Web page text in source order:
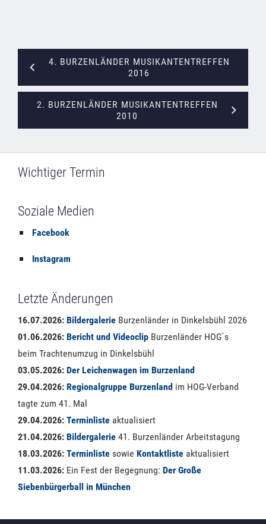
4. BURZENLÄNDER MUSIKANTENTREFFEN
2016
2. BURZENLÄNDER MUSIKANTENTREFFEN
2010
Wichtiger Termin
Soziale Medien
Facebook
Instagram
Letzte Änderungen
16.07.2026: Bildergalerie Burzenländer in Dinkelsbühl 2026
01.06.2026: Bericht und Videoclip Burzenländer HOG`s
beim Trachtenumzug in Dinkelsbühl
03.05.2026: Der Leichenwagen im Burzenland
29.04.2026: Regionalgruppe Burzenland im HOG-Verband
tagte zum 41. Mal
29.04.2026: Terminliste aktualisiert
21.04.2026: Bildergalerie 41. Burzenländer Arbeitstagung
18.03.2026: Terminliste sowie Kontaktliste aktualisiert
11.03.2026: Ein Fest der Begegnung: Der Große
Siebenbürgerball in München